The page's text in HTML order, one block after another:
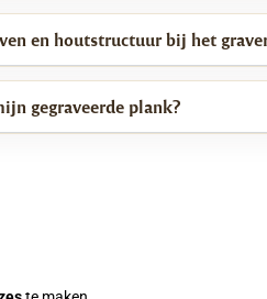
en houtstructuur bij het
gegraveerde plank?